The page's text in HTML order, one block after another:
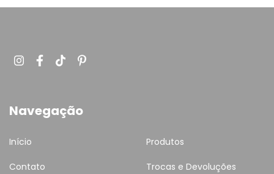
Navegação
Início Produtos
Contato Trocas e Devoluções